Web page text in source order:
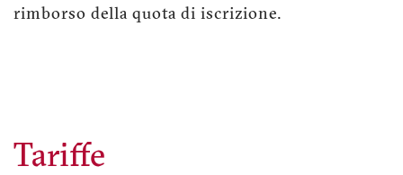
rimborso della quota di iscrizione.
Tariffe